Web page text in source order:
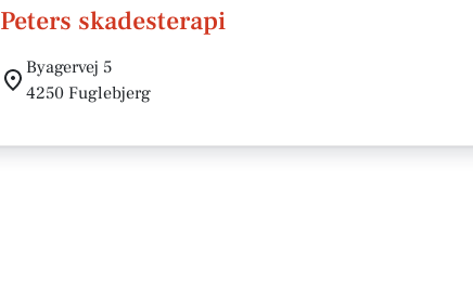
Peters skadesterapi
Byagervej 5
4250 Fuglebjerg